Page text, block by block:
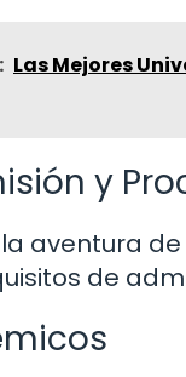
Las Mejores
y
aventura
de